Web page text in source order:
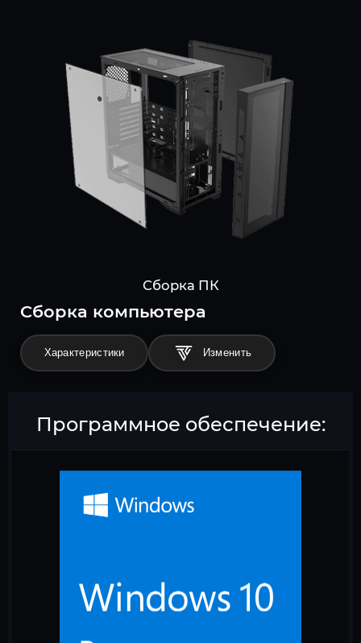
Сборка ПК
Cборка компьютера
Характеристики
Программное обеспечение: